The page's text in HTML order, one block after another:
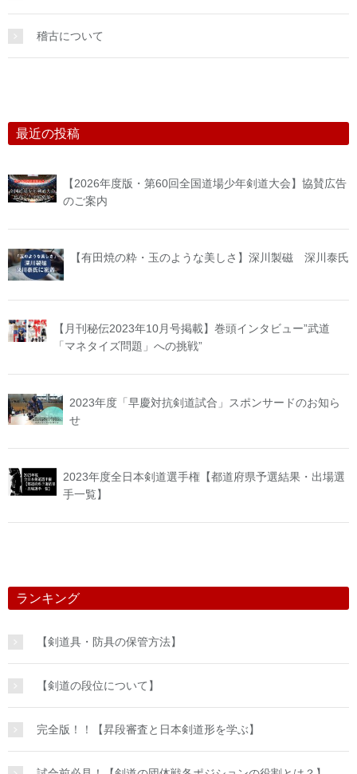
稽古について
最近の投稿
【2026年度版・第60回全国道場少年剣道大会】協賛広告
のご案内
【有田焼の粋・玉のような美しさ】深川製磁 深川泰氏
【月刊秘伝2023年10月号掲載】巻頭インタビュー”武道
「マネタイズ問題」への挑戦”
2023年度「早慶対抗剣道試合」スポンサードのお知ら
せ
2023年度全日本剣道選手権【都道府県予選結果・出場選
手一覧】
ランキング
【剣道具・防具の保管方法】
【剣道の段位について】
完全版！！【昇段審査と日本剣道形を学ぶ】